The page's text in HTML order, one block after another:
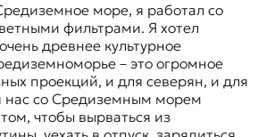
море, я работал со
фильтрами. Я хотел
древнее культурное
– это огромное
проекций, и для северян, и для
нас со Средиземным морем
чтобы вырваться из